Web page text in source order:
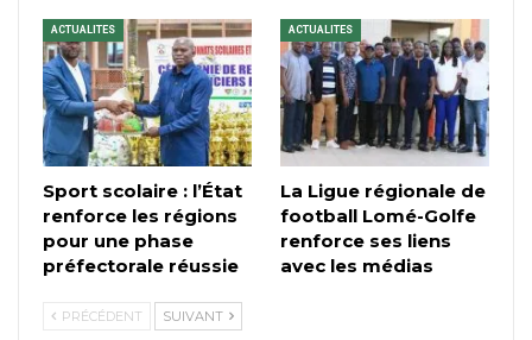
ACTUALITES
Sport scolaire : l’État
renforce les régions
pour une phase
préfectorale réussie
ACTUALITES
La Ligue régionale de
football Lomé-Golfe
renforce ses liens
avec les médias
PRÉCÉDENT SUIVANT